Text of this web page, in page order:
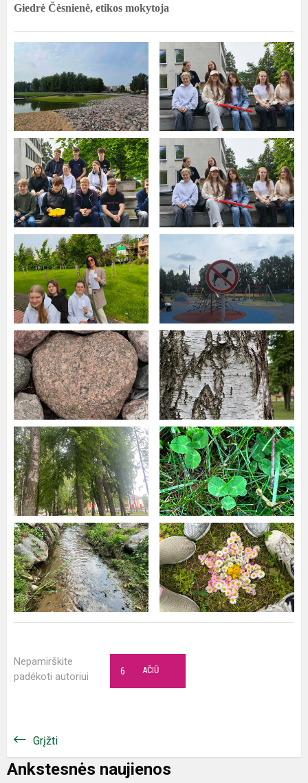
Giedrė Čėsnienė, etikos mokytoja
Nepamirškite
padėkoti autoriui
AČIŪ
6
Grįžti
Ankstesnės naujienos